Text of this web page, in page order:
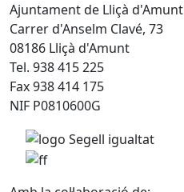
Ajuntament de Lliçà d'Amunt
Carrer d'Anselm Clavé, 73
08186 Lliçà d'Amunt
Tel. 938 415 225
Fax 938 414 175
NIF P0810600G